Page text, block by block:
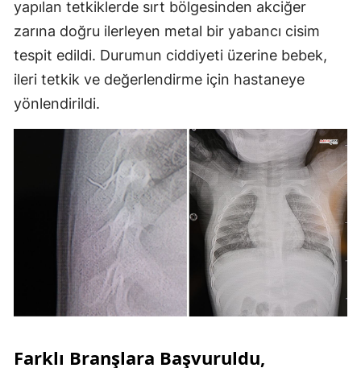
yapılan tetkiklerde sırt bölgesinden akciğer
zarına doğru ilerleyen metal bir yabancı cisim
tespit edildi. Durumun ciddiyeti üzerine bebek,
ileri tetkik ve değerlendirme için hastaneye
yönlendirildi.
Farklı Branşlara Başvuruldu,